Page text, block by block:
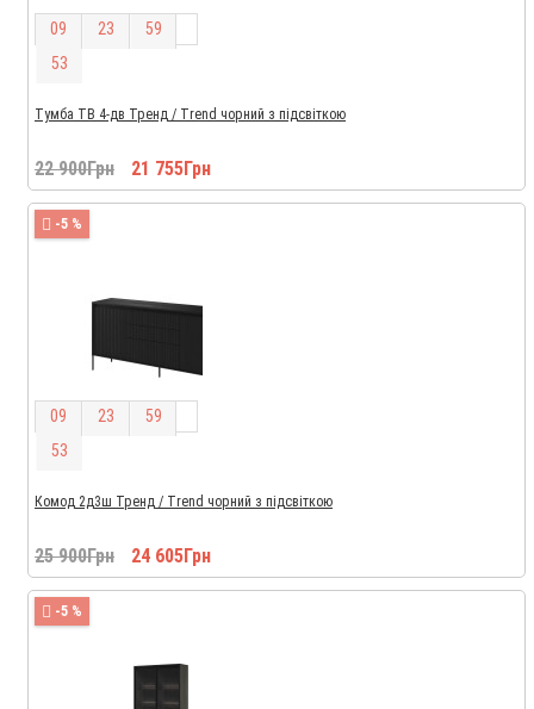
09 23 59
52
Тумба ТВ 4-дв Тренд / Trend чорний з підсвіткою
22 900Грн 21 755Грн
-5 %
09 23 59
52
Комод 2д3ш Тренд / Trend чорний з підсвіткою
25 900Грн 24 605Грн
-5 %